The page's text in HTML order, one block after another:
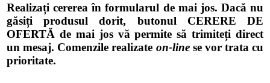
Realizați cererea în formularul de mai jos. Dacă nu
găsiți produsul dorit, butonul CERERE DE
OFERTĂ de mai jos vă permite să trimiteți direct
un mesaj. Comenzile realizate on-linese vor trata cu
prioritate.